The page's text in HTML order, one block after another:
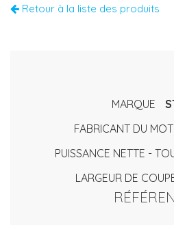
Retour à la liste des produits
MARQUE
FABRICANT DU
PUISSANCE NETTE -
LARGEUR DE